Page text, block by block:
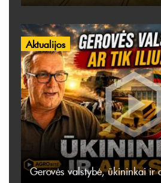
Aktualijos
Gerovės valstybė, ūkininkai ir